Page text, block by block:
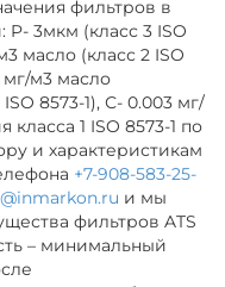
фильтров в
P- 3мкм (класс 3 ISO
масло (класс 2 ISO
мг/м3 масло
8573-1), С- 0.003 мг/
1 ISO 8573-1 по
и характеристикам
+7-908-583-25-
и мы
фильтров ATS
– минимальный